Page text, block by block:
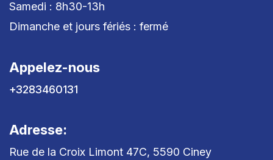
Samedi : 8h30-13h
Dimanche et jours fériés : fermé
Appelez-nous
+3283460131
Adresse:
Rue de la Croix Limont 47C, 5590 Ciney